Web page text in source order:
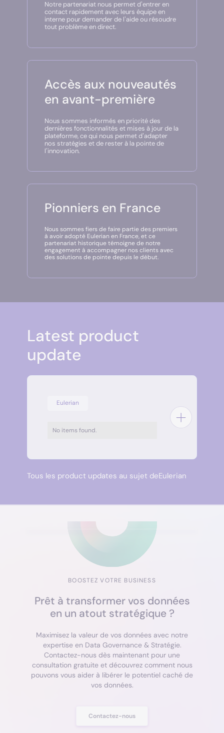
Notre partenariat nous permet d’entrer en
contact rapidement avec leurs équipe en
interne pour demander de l’aide ou résoudre
tout problème en direct.
Accès aux nouveautés
en avant-première
Nous sommes informés en priorité des
dernières fonctionnalités et mises à jour de la
plateforme, ce qui nous permet d’adapter
nos stratégies et de rester à la pointe de
l’innovation.
Pionniers en France
Nous sommes fiers de faire partie des premiers
à avoir adopté Eulerian en France, et ce
partenariat historique témoigne de notre
engagement à accompagner nos clients avec
des solutions de pointe depuis le début.
Latest product
update
Eulerian
No items found.
Tous les product updates au sujet deEulerian
BOOSTEZ VOTRE BUSINESS
Prêt à transformer vos données
en un atout stratégique ?
Maximisez la valeur de vos données avec notre
expertise en Data Governance & Stratégie.
Contactez-nous dès maintenant pour une
consultation gratuite et découvrez comment nous
pouvons vous aider à libérer le potentiel caché de
vos données.
Contactez-nous